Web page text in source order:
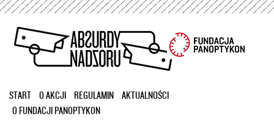
Przejdź
treści
START O AKCJI REGULAMIN
AKTUALNOŚCI
O FUNDACJI PANOPTYKON